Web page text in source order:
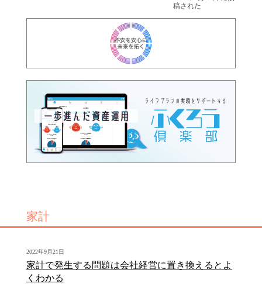
稿された
家計
2022年9月21日
家計で発生する問題は会社経営に置き換えるとよ
くわかる